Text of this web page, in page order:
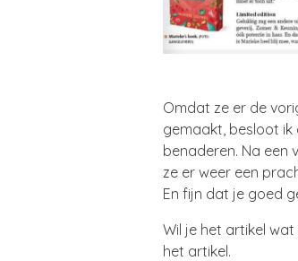
Omdat ze er de
gemaakt, besloot ik
benaderen. Na een
ze er weer een
En fijn dat je goed
Wil je het artikel
het artikel.